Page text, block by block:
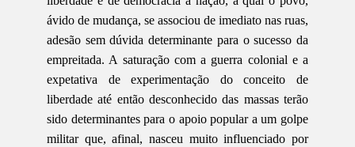
ávido de mudança, se associou de imediato nas ruas,
adesão sem dúvida determinante para o sucesso da
empreitada. A saturação com a guerra colonial e a
expetativa de experimentação do conceito de
liberdade até então desconhecido das massas terão
sido determinantes para o apoio popular a um golpe
militar que, afinal, nasceu muito influenciado por